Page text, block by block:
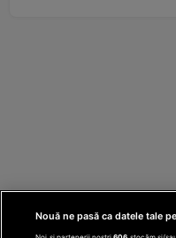
Nouă ne pasă ca datele tale